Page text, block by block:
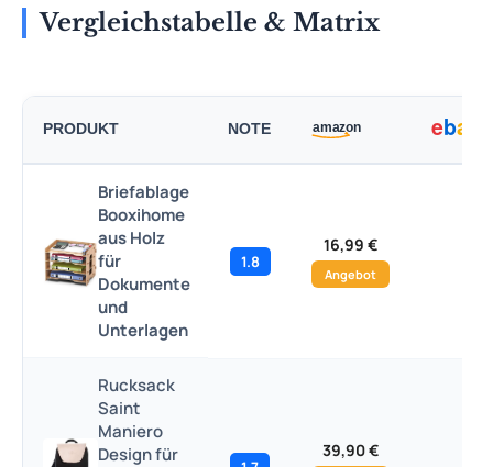
Vergleichstabelle & Matrix
PRODUKT NOTE
Briefablage
Booxihome
aus Holz
für
Dokumente
und
Unterlagen
1.8
16,99 €
Angebot
Rucksack
Saint
Maniero
Design für
39,90 €